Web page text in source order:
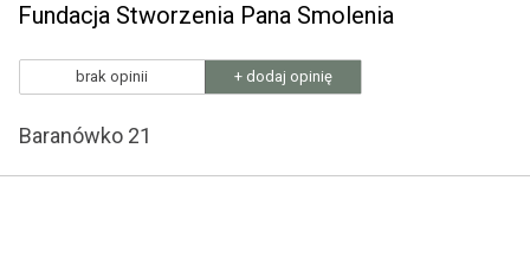
Fundacja Stworzenia Pana Smolenia
brak opinii + dodaj opinię
Baranówko 21